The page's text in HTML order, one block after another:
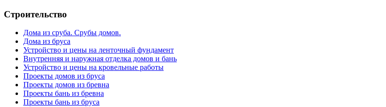
Строительство
Дома из сруба. Срубы домов.
Дома из бруса
Устройство и цены на ленточный фундамент
Внутренняя и наружная отделка домов и бань
Устройство и цены на кровельные работы
Проекты домов из бруса
Проекты домов из бревна
Проекты бань из бревна
Проекты бань из бруса